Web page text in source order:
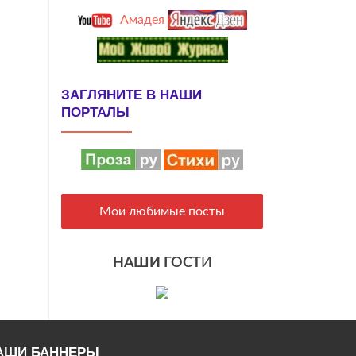
Амадея
ЗАГЛЯНИТЕ В НАШИ
ПОРТАЛЫ
Мои любимые посты
НАШИ ГОСТИ
БАННЕРЫ